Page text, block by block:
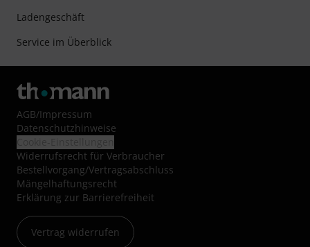
Ladengeschäft
Service im Überblick
AGB/Impressum
Datenschutzhinweise
Widerrufsrecht für Verbraucher
Bestellvorgang/Vertragsabschluss
Mängelhaftungsrecht
Erklärung zur Barrierefreiheit
Vertrag widerrufen